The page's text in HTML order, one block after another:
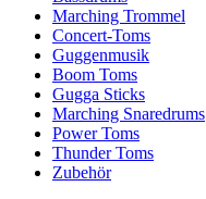
Marching Trommel
Concert-Toms
Guggenmusik
Boom Toms
Gugga Sticks
Marching Snaredrums
Power Toms
Thunder Toms
Zubehör